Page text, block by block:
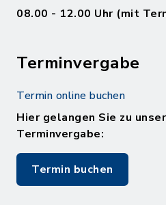
08.00 - 12.00 Uhr (mit
Terminvergabe
Termin online buchen
Hier gelangen Sie zu
Terminvergabe:
Termin buchen